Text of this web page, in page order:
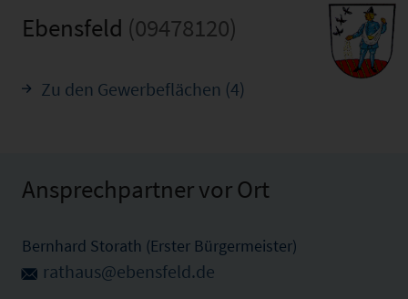
Ebensfeld (09478120)
Zu den Gewerbeflächen (4)
Ansprechpartner vor Ort
Bernhard Storath (Erster Bürgermeister)
rathaus@ebensfeld.de